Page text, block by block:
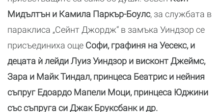
Мидълтън и Камила Паркър-Боулс, за службата в
параклиса „Сейнт Джордж“ в замъка Уиндзор се
присъединиха още Софи, графиня на Уесекс, и
децата ѝ лейди Луиз Уиндзор и висконт Джеймс,
Зара и Майк Тиндал, принцеса Беатрис и нейния
съпруг Едоардо Мапели Моци, принцеса Юджини
със съпруга си Джак Бруксбанк и др.